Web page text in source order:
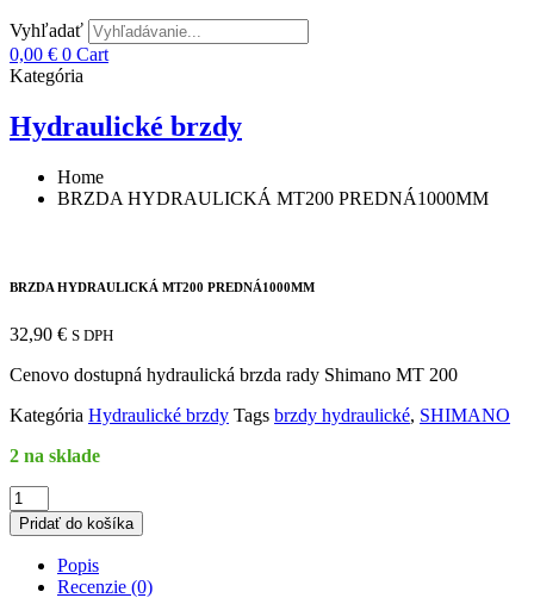
Vyhľadať
0,00 € 0 Cart
Kategória
Hydraulické brzdy
Home
BRZDA HYDRAULICKÁ MT200 PREDNÁ1000MM
BRZDA HYDRAULICKÁ MT200 PREDNÁ1000MM
32,90 € S DPH
Cenovo dostupná hydraulická brzda rady Shimano MT 200
Kategória Hydraulické brzdy Tags brzdy hydraulické, SHIMANO
2 na sklade
množstvo
BRZDA
HYDRAULICKÁ
MT200
PREDNÁ1000MM
Pridať do košíka
Popis
Recenzie (0)